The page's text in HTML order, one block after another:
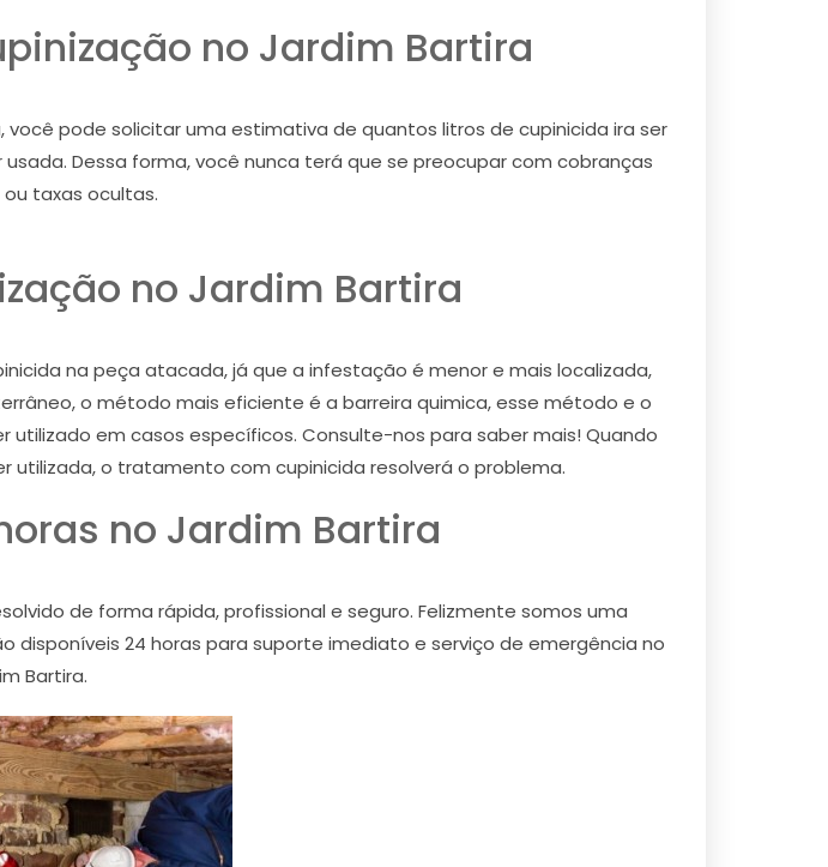
no Jardim Bartira
pode solicitar uma estimativa de quantos litros de cupinicida ira ser
Dessa forma, você nunca terá que se preocupar com cobranças
taxas ocultas.
no Jardim Bartira
na peça atacada, já que a infestação é menor e mais localizada,
o método mais eficiente é a barreira quimica, esse método e o
em casos específicos. Consulte-nos para saber mais! Quando
utilizada, o tratamento com cupinicida resolverá o problema.
no Jardim Bartira
de forma rápida, profissional e seguro. Felizmente somos uma
disponíveis 24 horas para suporte imediato e serviço de emergência no
Bartira.